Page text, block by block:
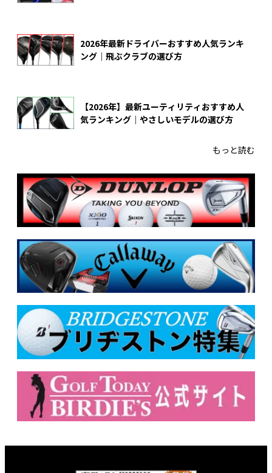
2026年最新ドライバーおすすめ人気ランキ
ング｜飛ぶクラブの選び方
【2026年】最新ユーティリティおすすめ人
気ランキング｜やさしいモデルの選び方
もっと読む